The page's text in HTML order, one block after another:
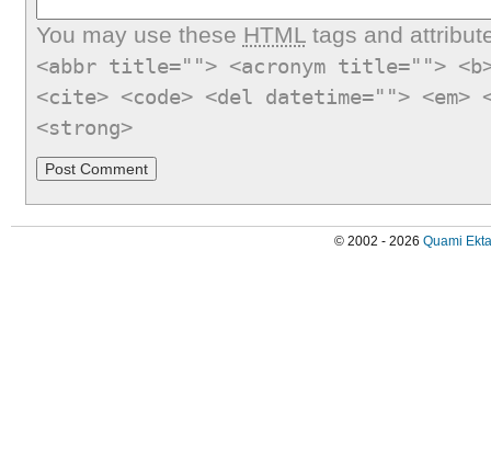
You may use these HTMLtags and
<abbr title=""> <acronym title="">
<cite> <code> <del datetime="">
<strong>
© 2002 - 2026 Quami